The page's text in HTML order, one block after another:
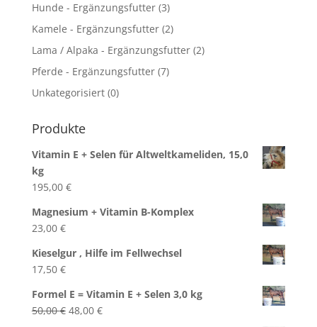
Hunde - Ergänzungsfutter (3)
Kamele - Ergänzungsfutter (2)
Lama / Alpaka - Ergänzungsfutter (2)
Pferde - Ergänzungsfutter (7)
Unkategorisiert (0)
Produkte
Vitamin E + Selen für Altweltkameliden, 15,0
kg
195,00 €
Magnesium + Vitamin B-Komplex
23,00 €
Kieselgur , Hilfe im Fellwechsel
17,50 €
Formel E = Vitamin E + Selen 3,0 kg
50,00€ Ursprünglicher
48,00 €Aktueller